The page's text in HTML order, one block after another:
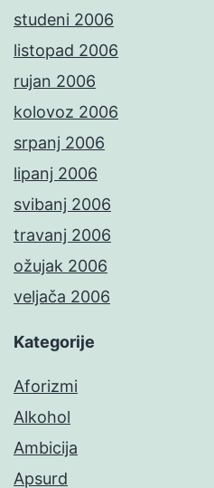
studeni 2006
listopad 2006
rujan 2006
kolovoz 2006
srpanj 2006
lipanj 2006
svibanj 2006
travanj 2006
ožujak 2006
veljača 2006
Kategorije
Aforizmi
Alkohol
Ambicija
Apsurd